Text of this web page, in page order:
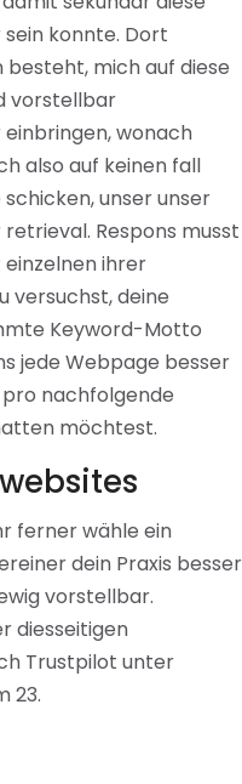
konnte. Dort
besteht, mich auf diese
vorstellbar
wonach
also auf keinen fall
unser unser
Respons musst
ihrer
versuchst, deine
Keyword-Motto
jede Webpage besser
nachfolgende
möchtest.
ferner wähle ein
dein Praxis besser
vorstellbar.
diesseitigen
Trustpilot unter
23.